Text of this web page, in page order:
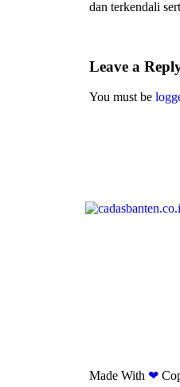
dan terkendali
Leave a
You must be
Made With ❤